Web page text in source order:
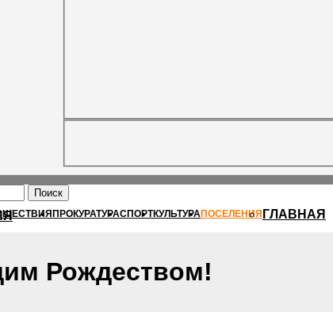
ПРОКУРАТУРАСПОРТКУЛЬТУРАПОСЕЛЕНИЯ ГЛАВНАЯ
Рождеством!